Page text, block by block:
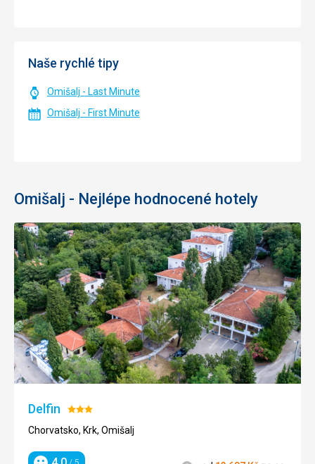
Naše rychlé tipy
Omišalj - Last Minute
Omišalj - First Minute
Omišalj - Nejlépe hodnocené hotely
Delfin Hodnocení:
3/5
Chorvatsko, Krk, Omišalj